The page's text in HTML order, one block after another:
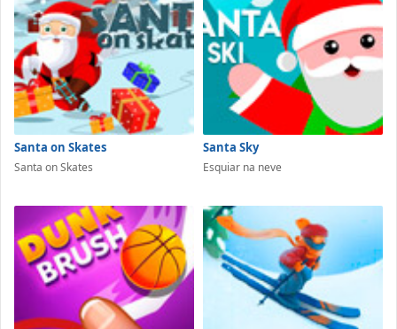
Santa on Skates
Santa on Skates
Santa Sky
Esquiar na neve